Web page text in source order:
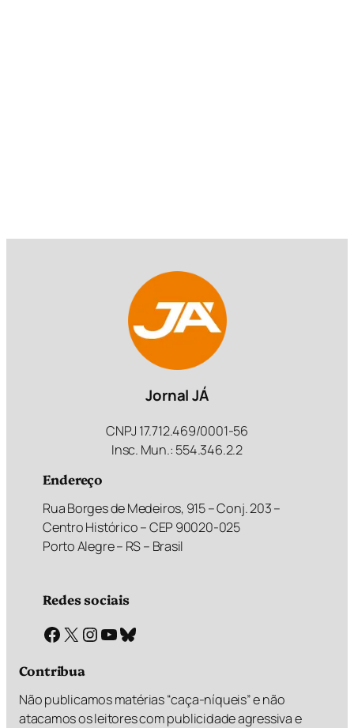
Jornal JÁ
CNPJ 17.712.469/0001-56
Insc. Mun.: 554.346.2.2
Endereço
Rua Borges de Medeiros, 915 – Conj. 203 –
Centro Histórico – CEP 90020-025
Porto Alegre – RS – Brasil
Redes sociais
Facebook X Instagram Youtube Bluesky
Contribua
Não publicamos matérias “caça-níqueis” e não
atacamos os leitores com publicidade agressiva e